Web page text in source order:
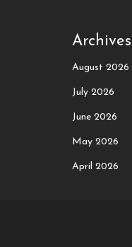
Archives
August 2026
July 2026
June 2026
May 2026
April 2026